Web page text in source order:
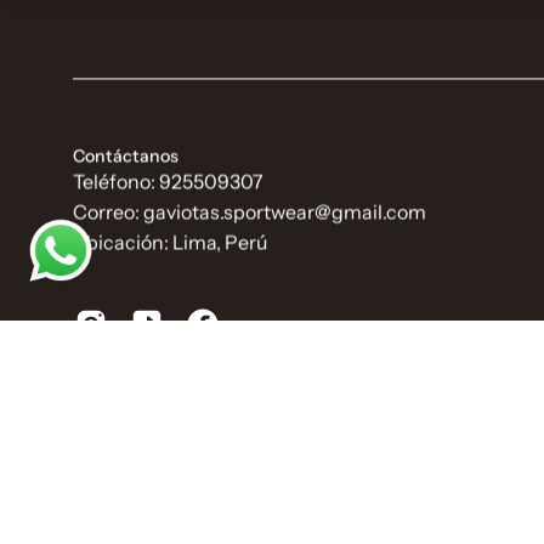
Contáctanos
Teléfono: 925509307
Correo: gaviotas.sportwear@gmail.com
Ubicación: Lima, Perú